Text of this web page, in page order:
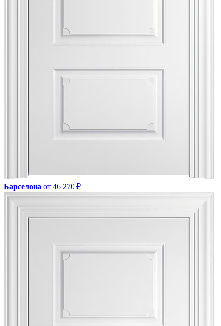
Барселона от 46 270 ₽